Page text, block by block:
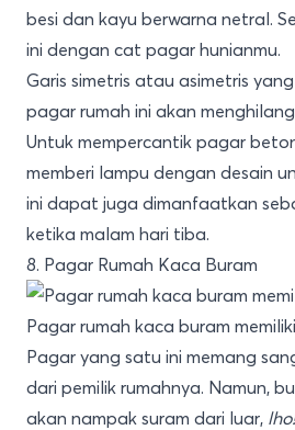
besi dan kayu berwarna netral.
ini dengan cat pagar hunianmu.
Garis simetris atau asimetris
pagar rumah ini akan
Untuk mempercantik pagar
memberi lampu dengan desain
ini dapat juga dimanfaatkan
ketika malam hari tiba.
8. Pagar Rumah Kaca Buram
Pagar rumah kaca buram
Pagar yang satu ini memang
dari pemilik rumahnya. Namun,
akan nampak suram dari luar, lho!